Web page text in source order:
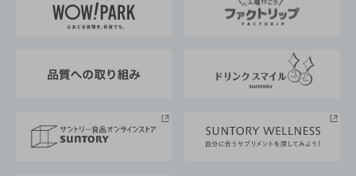
地域情報
サントリーサンバーズ大阪
サントリーが考えるサステナビリティ経営
企業概要
採用情報